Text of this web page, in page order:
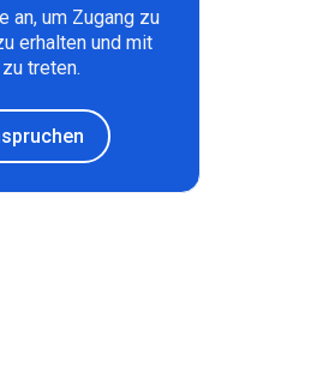
an, um Zugang zu
erhalten und mit
treten.